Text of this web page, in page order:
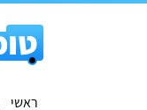
ראשי